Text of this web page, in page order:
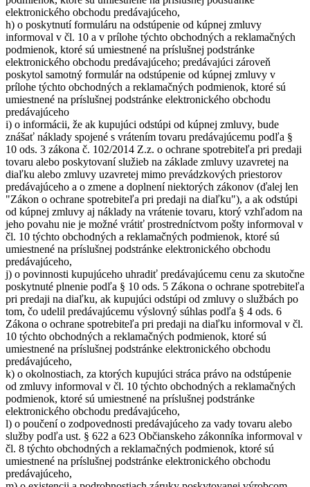
elektronického obchodu predávajúceho,
h) o poskytnutí formuláru na odstúpenie od kúpnej zmluvy
informoval v čl. 10 a v prílohe týchto obchodných a reklamačných
podmienok, ktoré sú umiestnené na príslušnej podstránke
elektronického obchodu predávajúceho; predávajúci zároveň
poskytol samotný formulár na odstúpenie od kúpnej zmluvy v
prílohe týchto obchodných a reklamačných podmienok, ktoré sú
umiestnené na príslušnej podstránke elektronického obchodu
predávajúceho
i) o informácii, že ak kupujúci odstúpi od kúpnej zmluvy, bude
znášať náklady spojené s vrátením tovaru predávajúcemu podľa §
10 ods. 3 zákona č. 102/2014 Z.z. o ochrane spotrebiteľa pri predaji
tovaru alebo poskytovaní služieb na základe zmluvy uzavretej na
diaľku alebo zmluvy uzavretej mimo prevádzkových priestorov
predávajúceho a o zmene a doplnení niektorých zákonov (ďalej len
"Zákon o ochrane spotrebiteľa pri predaji na diaľku"), a ak odstúpi
od kúpnej zmluvy aj náklady na vrátenie tovaru, ktorý vzhľadom na
jeho povahu nie je možné vrátiť prostredníctvom pošty informoval v
čl. 10 týchto obchodných a reklamačných podmienok, ktoré sú
umiestnené na príslušnej podstránke elektronického obchodu
predávajúceho,
j) o povinnosti kupujúceho uhradiť predávajúcemu cenu za skutočne
poskytnuté plnenie podľa § 10 ods. 5 Zákona o ochrane spotrebiteľa
pri predaji na diaľku, ak kupujúci odstúpi od zmluvy o službách po
tom, čo udelil predávajúcemu výslovný súhlas podľa § 4 ods. 6
Zákona o ochrane spotrebiteľa pri predaji na diaľku informoval v čl.
10 týchto obchodných a reklamačných podmienok, ktoré sú
umiestnené na príslušnej podstránke elektronického obchodu
predávajúceho,
k) o okolnostiach, za ktorých kupujúci stráca právo na odstúpenie
od zmluvy informoval v čl. 10 týchto obchodných a reklamačných
podmienok, ktoré sú umiestnené na príslušnej podstránke
elektronického obchodu predávajúceho,
l) o poučení o zodpovednosti predávajúceho za vady tovaru alebo
služby podľa ust. § 622 a 623 Občianskeho zákonníka informoval v
čl. 8 týchto obchodných a reklamačných podmienok, ktoré sú
umiestnené na príslušnej podstránke elektronického obchodu
predávajúceho,